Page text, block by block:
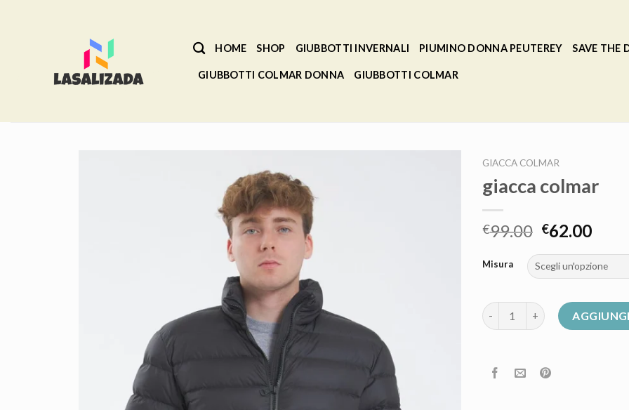
HOME SHOP GIUBBOTTI INVERNALI PIUMINO DONNA PEUTEREY SAVE THE
GIUBBOTTI COLMAR DONNA GIUBBOTTI COLMAR
GIACCA COLMAR
giacca colmar
€99.00 €62.00
Misura
giacca colmar quantità